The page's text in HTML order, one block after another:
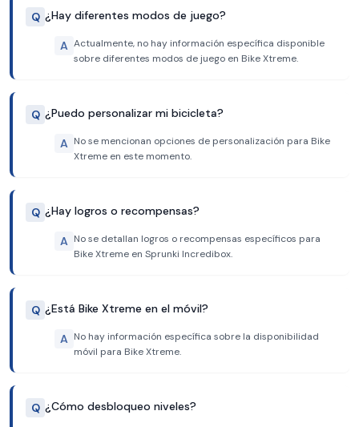
Q ¿Hay diferentes modos de juego?
A Actualmente, no hay información específica disponible
sobre diferentes modos de juego en Bike Xtreme.
Q ¿Puedo personalizar mi bicicleta?
A No se mencionan opciones de personalización para Bike
Xtreme en este momento.
Q ¿Hay logros o recompensas?
A No se detallan logros o recompensas específicos para
Bike Xtreme en Sprunki Incredibox.
Q ¿Está Bike Xtreme en el móvil?
A No hay información específica sobre la disponibilidad
móvil para Bike Xtreme.
Q ¿Cómo desbloqueo niveles?